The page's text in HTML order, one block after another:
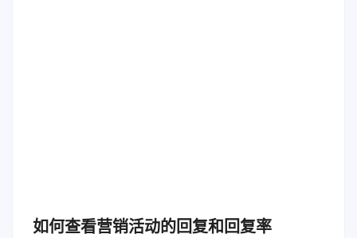
如何查看营销活动的回复和回复率